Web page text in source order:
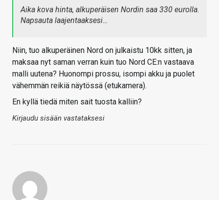
Aika kova hinta, alkuperäisen Nordin saa 330 eurolla.
Napsauta laajentaaksesi…
Niin, tuo alkuperäinen Nord on julkaistu 10kk sitten, ja
maksaa nyt saman verran kuin tuo Nord CE:n vastaava
malli uutena? Huonompi prossu, isompi akku ja puolet
vähemmän reikiä näytössä (etukamera).
En kyllä tiedä miten sait tuosta kalliin?
Kirjaudu sisään vastataksesi